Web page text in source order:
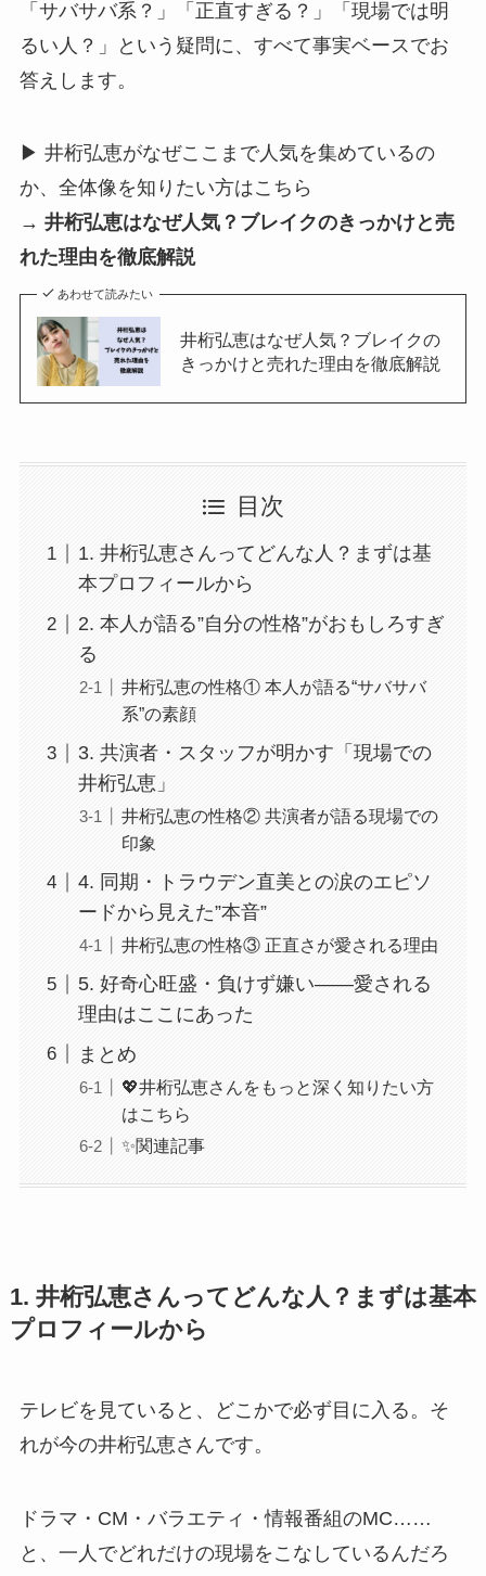
「サバサバ系？」「正直すぎる？」「現場では明
るい人？」という疑問に、すべて事実ベースでお
答えします。
▶ 井桁弘恵がなぜここまで人気を集めているの
か、全体像を知りたい方はこちら
→ 井桁弘恵はなぜ人気？ブレイクのきっかけと売
れた理由を徹底解説
あわせて読みたい
井桁弘恵はなぜ人気？ブレイクの
きっかけと売れた理由を徹底解説
目次
1. 井桁弘恵さんってどんな人？まずは基
本プロフィールから
2. 本人が語る”自分の性格”がおもしろすぎ
る
井桁弘恵の性格① 本人が語る“サバサバ
系”の素顔
3. 共演者・スタッフが明かす「現場での
井桁弘恵」
井桁弘恵の性格② 共演者が語る現場での
印象
4. 同期・トラウデン直美との涙のエピソ
ードから見えた”本音”
井桁弘恵の性格③ 正直さが愛される理由
5. 好奇心旺盛・負けず嫌い——愛される
理由はここにあった
まとめ
💖井桁弘恵さんをもっと深く知りたい方
はこちら
✨関連記事
1. 井桁弘恵さんってどんな人？まずは基本
プロフィールから
テレビを見ていると、どこかで必ず目に入る。そ
れが今の井桁弘恵さんです。
ドラマ・CM・バラエティ・情報番組のMC……
と、一人でどれだけの現場をこなしているんだろ